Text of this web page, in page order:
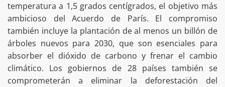
temperatura a 1,5 grados centígrados, el objetivo más
ambicioso del Acuerdo de París. El compromiso
también incluye la plantación de al menos un billón de
árboles nuevos para 2030, que son esenciales para
absorber el dióxido de carbono y frenar el cambio
climático. Los gobiernos de 28 países también se
comprometerán a eliminar la deforestación del